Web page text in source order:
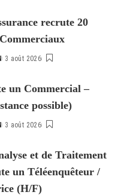
recrute 20
3 août 2026
un Commercial –
possible)
3 août 2026
et de Traitement
un Téléenquêteur /
(H/F)